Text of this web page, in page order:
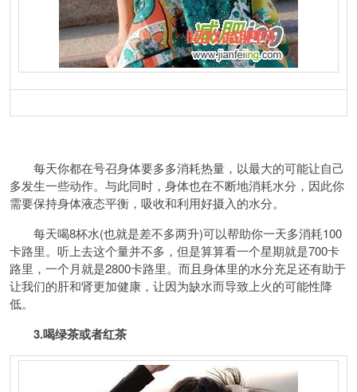
每天你都在号召身体要多多消耗热量，以最大的可能让自己
多发生一些动作。与此同时，身体也在不断地消耗水分，因此你
需要保持身体液态平衡，吸收和利用好摄入的水分。
每天喝8杯水(也就是差不多两升)可以帮助你一天多消耗100
卡路里。听上去这个量并不多，但是算算看一个星期就是700卡
路里，一个月就是2800卡路里。而且身体里的水分充足还有助于
让我们的肝和肾更加健康，让因为缺水而导致上火的可能性降
低。
3.喝绿茶或者红茶